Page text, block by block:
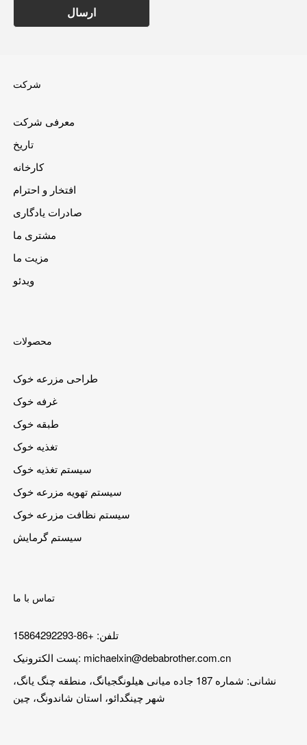
ارسال
شرکت
معرفی شرکت
تاریخ
کارخانه
افتخار و احترام
صادرات یادگاری
مشتری ما
مزیت ما
ویدئو
محصولات
طراحی مزرعه خوک
غرفه خوک
طبقه خوک
تغذیه خوک
سیستم تغذیه خوک
سیستم تهویه مزرعه خوک
سیستم نظافت مزرعه خوک
سیستم گرمایش
تماس با ما
تلفن: +86-15864292293
پست الکترونیک: michaelxin@debabrother.com.cn
نشانی: شماره 187 جاده میانی هیلونگجیانگ، منطقه چنگ یانگ،
شهر چینگدائو، استان شاندونگ، چین